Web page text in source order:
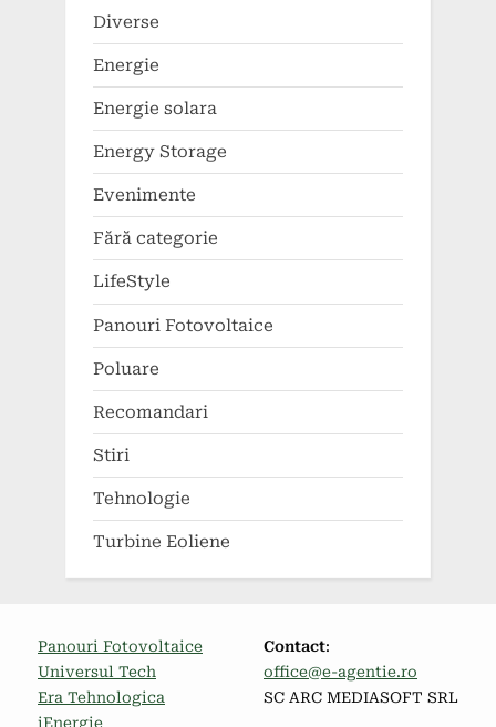
Diverse
Energie
Energie solara
Energy Storage
Evenimente
Fără categorie
LifeStyle
Panouri Fotovoltaice
Poluare
Recomandari
Stiri
Tehnologie
Turbine Eoliene
Panouri Fotovoltaice
Universul Tech
Era Tehnologica
iEnergie
Contact:
office@e-agentie.ro
SC ARC MEDIASOFT SRL